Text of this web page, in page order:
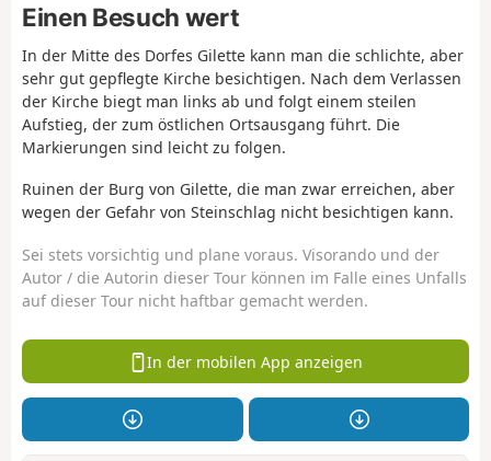
Einen Besuch wert
In der Mitte des Dorfes Gilette kann man die schlichte, aber
sehr gut gepflegte Kirche besichtigen. Nach dem Verlassen
der Kirche biegt man links ab und folgt einem steilen
Aufstieg, der zum östlichen Ortsausgang führt. Die
Markierungen sind leicht zu folgen.
Ruinen der Burg von Gilette, die man zwar erreichen, aber
wegen der Gefahr von Steinschlag nicht besichtigen kann.
Sei stets vorsichtig und plane voraus. Visorando und der
Autor / die Autorin dieser Tour können im Falle eines Unfalls
auf dieser Tour nicht haftbar gemacht werden.
In der mobilen App anzeigen